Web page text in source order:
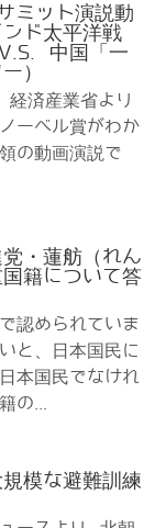
ミット演説動
ド太平洋戦
中国「一
）
経済産業省より
ーベル賞がわか
の動画演説で
・蓮舫（れん
籍について答
認められていま
と、日本国民に
本国民でなけれ
の...
規模な避難訓練